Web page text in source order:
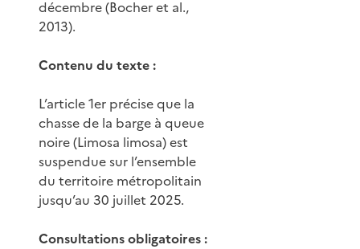
décembre (Bocher et al.,
2013).
Contenu du texte :
L’article 1er précise que la
chasse de la barge à queue
noire (Limosa limosa) est
suspendue sur l’ensemble
du territoire métropolitain
jusqu’au 30 juillet 2025.
Consultations obligatoires :